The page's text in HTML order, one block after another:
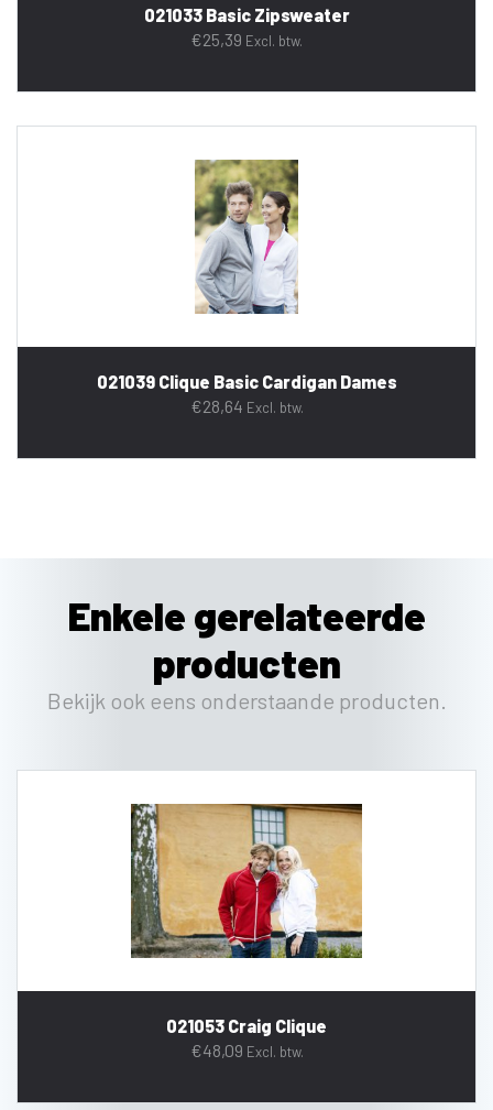
021033 Basic Zipsweater
€25,39 Excl. btw.
021039 Clique Basic Cardigan Dames
€28,64 Excl. btw.
Enkele gerelateerde
producten
Bekijk ook eens onderstaande producten.
021053 Craig Clique
€48,09 Excl. btw.